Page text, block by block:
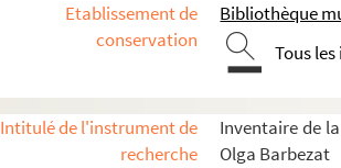
Etablissement de
conservation
Bibliothèque
Tous
Intitulé de l'instrument de
recherche
Inventaire de
Olga Barbezat